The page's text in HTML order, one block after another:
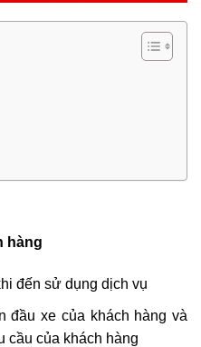
hàng
đến sử dụng dịch vụ
đầu xe của khách hàng và
cầu của khách hàng